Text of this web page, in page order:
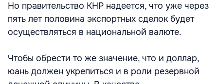
Но правительство КНР надеется, что уже через
пять лет половина экспортных сделок будет
осуществляться в национальной валюте.
Чтобы обрести то же значение, что и доллар,
юань должен укрепиться и в роли резервной